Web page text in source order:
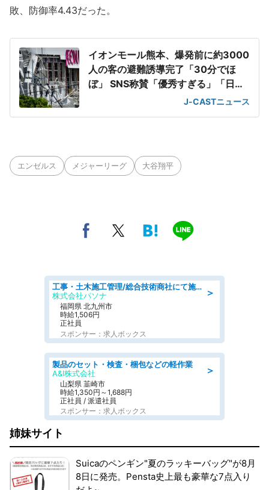
敗、防御率4.43だった。
イオンモール熊本、爆発前に約3000
人の客の避難誘導完了「30分でほ
ぼ」 SNS称賛「優秀すぎる」「日頃
J-CASTニュース
エンゼルス メジャーリーグ 大谷翔平
＞
工事・土木施工管理/総合技術商社にて施工管理のお仕事/即日勤務可/車通勤可/工事・土木施工管理/生産・品質管理
株式会社パソナ
福岡県 北九州市
時給1,506円
正社員
スポンサー：求人ボックス
＞
製品のセット・検査・梱包などの軽作業
A&I株式会社
山梨県 韮崎市
時給1,350円～1,688円
正社員 / 派遣社員
スポンサー：求人ボックス
姉妹サイト
Suicaのペンギン"夏のラッキーバッグ"が8月
8日に発売。Pensta史上最も豪華な7点入り